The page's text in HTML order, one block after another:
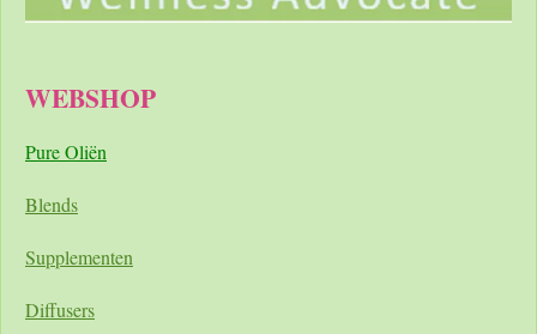
WEBSHOP
Pure Oliën
Blends
Supplementen
Diffusers